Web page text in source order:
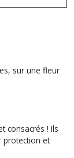
sur une fleur
consacrés ! Ils
protection et